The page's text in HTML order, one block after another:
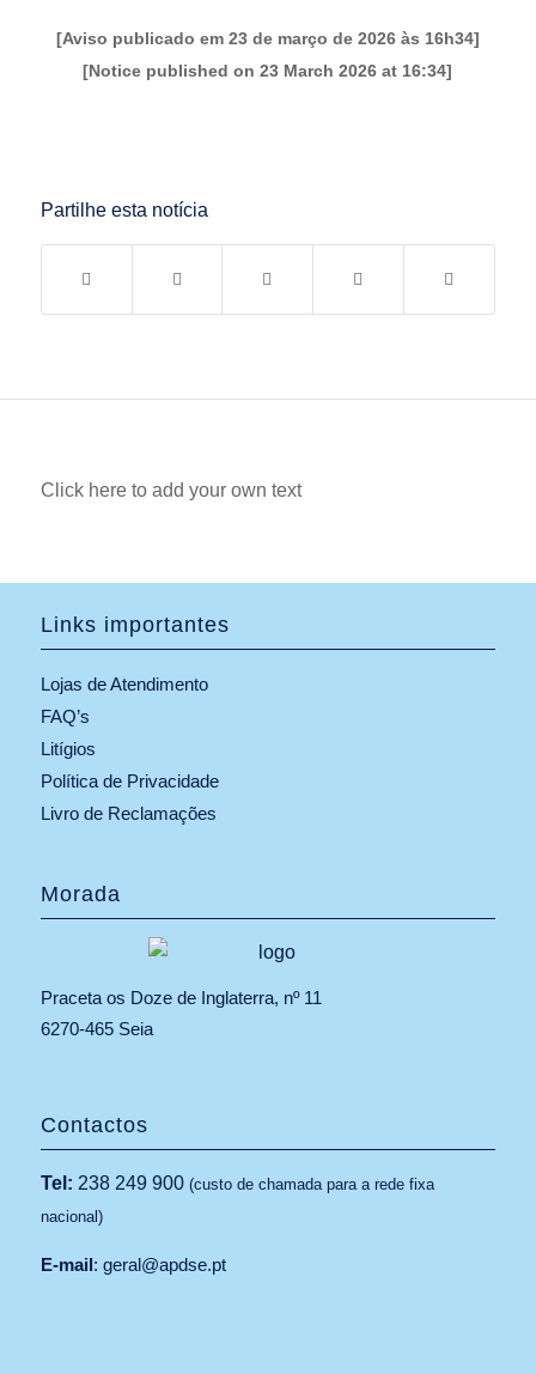
[Aviso publicado em 23 de março de 2026 às 16h34]
[Notice published on 23 March 2026 at 16:34]
Partilhe esta notícia
Click here to add your own text
Links importantes
Lojas de Atendimento
FAQ’s
Litígios
Política de Privacidade
Livro de Reclamações
Morada
Praceta os Doze de Inglaterra, nº 11
6270-465 Seia
Contactos
Tel: 238 249 900(custo de chamada para a rede fixa
nacional)
E-mail: geral@apdse.pt